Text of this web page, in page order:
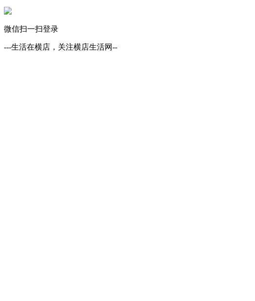
微信扫一扫登录
---生活在横店，关注横店生活网--